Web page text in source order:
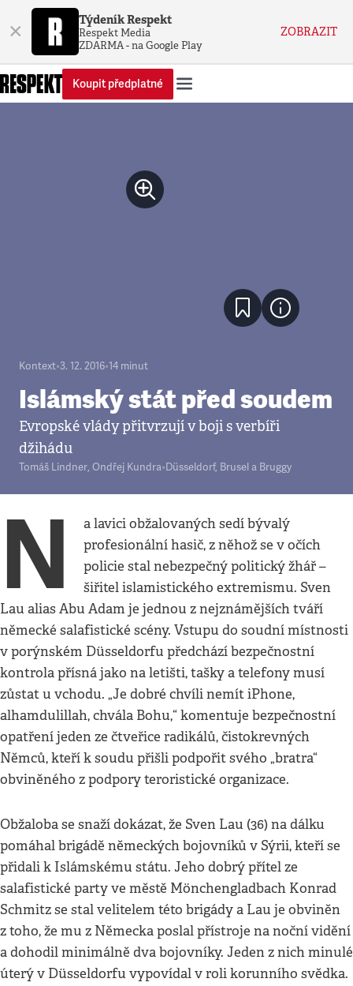
× Týdeník Respekt
Respekt Media
ZDARMA - na Google Play
ZOBRAZIT
Koupit předplatné
Kontext•3. 12. 2016•14 minut
Islámský stát před soudem
Evropské vlády přitvrzují v boji s verbíři
džihádu
Tomáš Lindner, Ondřej Kundra•Düsseldorf, Brusel a Bruggy
N
a lavici obžalovaných sedí bývalý
profesionální hasič, z něhož se v očích
policie stal nebezpečný politický žhář –
šiřitel islamistického extremismu. Sven
Lau alias Abu Adam je jednou z nejznámějších tváří
německé salafistické scény. Vstupu do soudní místnosti
v porýnském Düsseldorfu předchází bezpečnostní
kontrola přísná jako na letišti, tašky a telefony musí
zůstat u vchodu. „Je dobré chvíli nemít iPhone,
alhamdulillah, chvála Bohu,“ komentuje bezpečnostní
opatření jeden ze čtveřice radikálů, čistokrevných
Němců, kteří k soudu přišli podpořit svého „bratra“
obviněného z podpory teroristické organizace.
Obžaloba se snaží dokázat, že Sven Lau (36) na dálku
pomáhal brigádě německých bojovníků v Sýrii, kteří se
přidali k Islámskému státu. Jeho dobrý přítel ze
salafistické party ve městě Mönchengladbach Konrad
Schmitz se stal velitelem této brigády a Lau je obviněn
z toho, že mu z Německa poslal přístroje na noční vidění
a dohodil minimálně dva bojovníky. Jeden z nich minulé
úterý v Düsseldorfu vypovídal v roli korunního svědka.